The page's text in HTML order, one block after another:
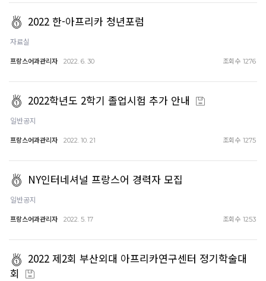
2022 한-아프리카 청년포럼
자료실
프랑스어과관리자 2022. 6. 30 조회수 1276
2022학년도 2학기 졸업시험 추가 안내
일반공지
프랑스어과관리자 2022. 10. 21 조회수 1275
NY인터네셔널 프랑스어 경력자 모집
일반공지
프랑스어과관리자 2022. 5. 17 조회수 1253
2022 제2회 부산외대 아프리카연구센터 정기학술대
회